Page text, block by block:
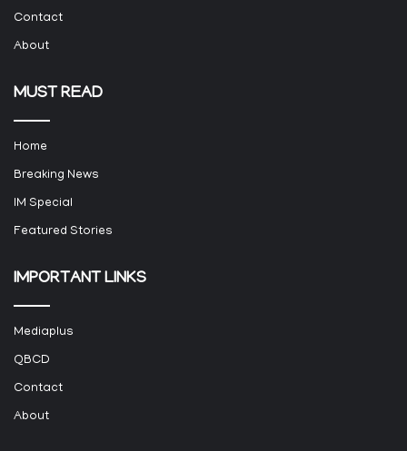
Contact
About
MUST READ
Home
Breaking News
IM Special
Featured Stories
IMPORTANT LINKS
Mediaplus
QBCD
Contact
About